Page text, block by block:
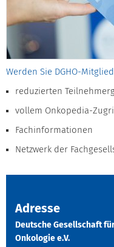
Werden Sie DGHO-Mitglied
reduzierten
vollem Onkopedia-
Fachinformationen
Netzwerk der
Adresse
Deutsche Gesellschaft
Onkologie e.V.